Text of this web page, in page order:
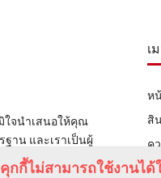
ใจนำเสนอให้คุณ
าน และเราเป็นผู้
ย
เ
ห
สิ
ค
ติ
กกี้ไม่สามารถใช้งานไ